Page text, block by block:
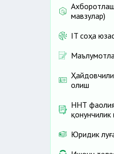
мавзулар)
IT соҳа
олиш
ННТ
Юридик